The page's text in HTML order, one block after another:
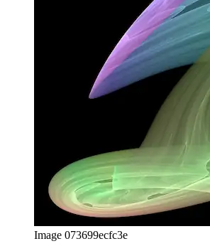
Ouverture ≠ ouvertureFormes,
de la science ouverte